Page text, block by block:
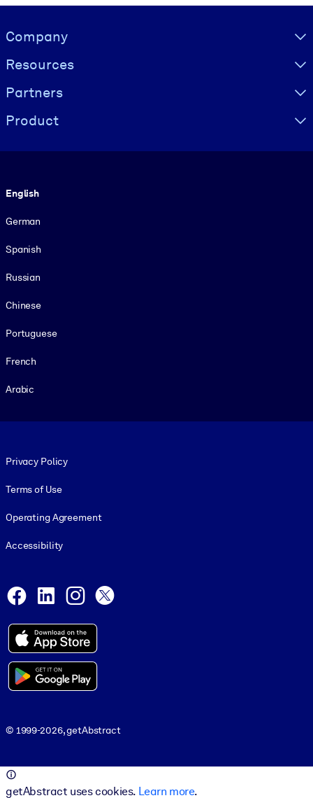
Visually hidden Text
Company
Resources
Partners
Product
English
German
Spanish
Russian
Chinese
Portuguese
French
Arabic
Privacy Policy
Terms of Use
Operating Agreement
Accessibility
Facebook
LinkedInInstagram
© 1999-2026, getAbstract
getAbstract uses cookies. Learn more.